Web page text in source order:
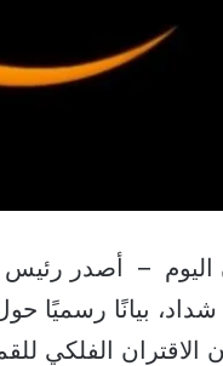
– أصدر رئيس
شداد، بيانًا رسميًا
أن الاقتران